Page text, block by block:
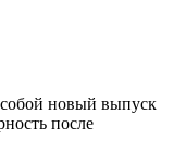
новый выпуск
после